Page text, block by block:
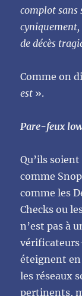
complot sans
cyniquement,
de décès
Comme on
est ».
Pare-feux
Qu’ils
comme
comme les
Checks ou
n’est pas à
éteignent en
les réseaux
pertinents,